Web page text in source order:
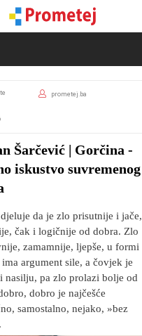
prometej.ba
Šarčević | Gorčina -
iskustvo suvremenog
da je zlo prisutnije i jače,
čak i logičnije od dobra. Zlo
zamamnije, ljepše, u formi
argument sile, a čovjek je
nasilju, pa zlo prolazi bolje od
dobro je najčešće
samostalno, nejako, »bez